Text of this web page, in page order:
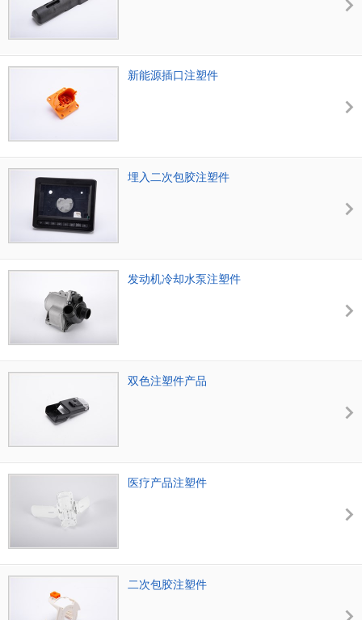
新能源插口注塑件
埋入二次包胶注塑件
发动机冷却水泵注塑件
双色注塑件产品
医疗产品注塑件
二次包胶注塑件